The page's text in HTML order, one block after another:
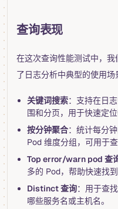
查询表现
在这次查询性能测试中，
了日志分析中典型的使用场
关键词搜索：支持在日
围和分页，用于快速定位
按分钟聚合：统计每分
Pod 维度分组，可用于
Top error/warn pod 查
多的 Pod，帮助快速找
Distinct 查询：用于查
哪些服务名或主机名。